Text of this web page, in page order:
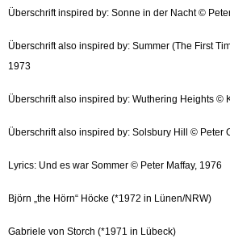
Überschrift inspired by: Sonne in der Nacht ©
Überschrift also inspired by: Summer (The First
1973
Überschrift also inspired by: Wuthering Heights ©
Überschrift also inspired by: Solsbury Hill © Peter
Lyrics: Und es war Sommer © Peter Maffay, 1976
Björn „the Hörn“ Höcke (*1972 in Lünen/NRW)
Gabriele von Storch (*1971 in Lübeck)